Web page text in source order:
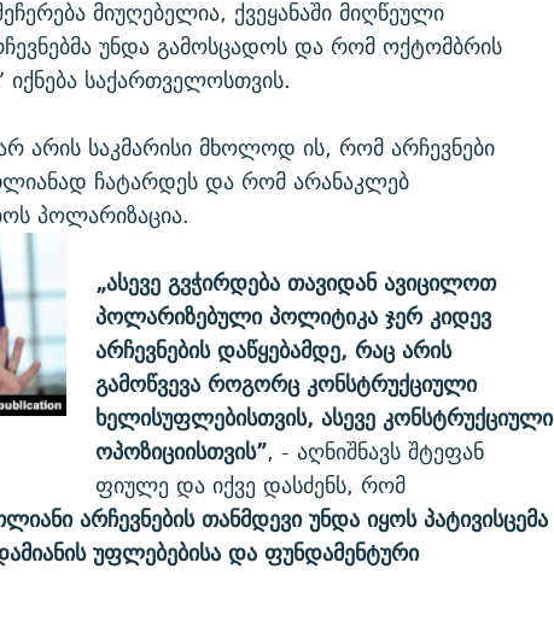
მიუღებელია, ქვეყანაში მიღწეული
უნდა გამოსცადოს და რომ ოქტომბრის
იქნება საქართველოსთვის.
არის საკმარისი მხოლოდ ის, რომ არჩევნები
ჩატარდეს და რომ არანაკლებ
პოლარიზაცია.
„ასევე გვჭირდება თავიდან ავიცილოთ
პოლარიზებული პოლიტიკა ჯერ კიდევ
არჩევნების დაწყებამდე, რაც არის
გამოწვევა როგორც კონსტრუქციული
ხელისუფლებისთვის, ასევე კონსტრუქციული
ოპოზიციისთვის”, - აღნიშნავს შტეფან
ფიულე და იქვე დასძენს, რომ
არჩევნების თანმდევი უნდა იყოს პატივისცემა
უფლებებისა და ფუნდამენტური